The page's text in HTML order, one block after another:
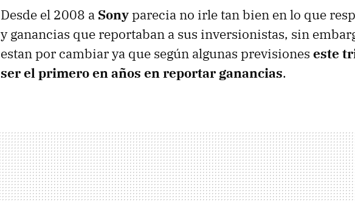
Desde el 2008 a Sonyparecia no irle tan bien en lo que
y ganancias que reportaban a sus inversionistas, sin
estan por cambiar ya que según algunas previsiones este
ser el primero en años en reportar ganancias.